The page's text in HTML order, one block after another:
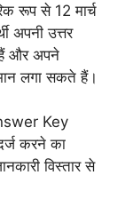
रूप से 12 मार्च
अपनी उत्तर
और अपने
लगा सकते हैं।
Key
करने का
विस्तार से